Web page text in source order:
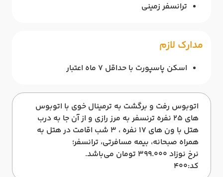
ترانسفر زمینی
مدارک لازم
اسکن پاسپورت با حداقل 7 ماه اعتبار
اتوبوس رفت و برگشت به ترمینال خوی با اتوبوس
های 25 نفره ترنسفر به مرز رازی و از آن جا به درب
هتل با ون های 17 نفره ، 3 شب اقامت در هتل به
همراه صبحانه، بیمه مسافرتی، ترانسفر؛
نرخ نوزاد 399.000 تومان می‌باشد.
کد:400